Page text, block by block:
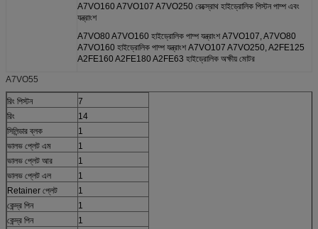
A7VO160 A7VO107 A7VO250 রেক্স্রোথ হাইড্রোলিক পিস্টন পাম্প এবং
যন্ত্রাংশ
A7VO80 A7VO160 হাইড্রোলিক পাম্প যন্ত্রাংশ A7VO107, A7VO80
A7VO160 হাইড্রোলিক পাম্প যন্ত্রাংশ A7VO107 A7VO250, A2FE125
A2FE160 A2FE180 A2FE63 হাইড্রোলিক অক্ষীয় মোটর
A7VO55
রিং পিস্টন
7
রিং
14
সিলিন্ডার ব্লক
1
ভালভ প্লেট এম
1
ভালভ প্লেট আর
1
ভালভ প্লেট এল
1
Retainer প্লেট
1
কেন্দ্র পিন
1
কেন্দ্র পিন
1